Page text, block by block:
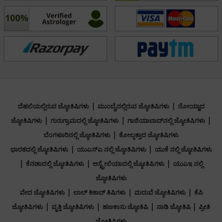
updated with the latest astrological trends and
techniques, ensuring her clients receive the most
relevant and accurate guidance. Acharyaa Priyanka is
dedicated to helping individuals align their lives with
ಶಿಕ್ಷಣ
NA
ಫೋಕಸ್ ಪ್ರದೇಶ
ದೆಹಲಿಯಲ್ಲಿರುವ ಜ್ಯೋತಿಷಿಗಳು| ಮುಂಬೈನಲ್ಲಿರುವ ಜ್ಯೋತಿಷಿಗಳು| ನೋಯ್ಡಾದ
ಜ್ಯೋತಿಷಿಗಳು| ಗುರುಗ್ರಾಮದಲ್ಲಿ ಜ್ಯೋತಿಷಿಗಳು| ಗಾಜಿಯಾಬಾದ್‌ನಲ್ಲಿ ಜ್ಯೋತಿಷಿಗಳು|
ಬೆಂಗಳೂರಿನಲ್ಲಿ ಜ್ಯೋತಿಷಿಗಳು| ಕೋಲ್ಕತ್ತಾದ ಜ್ಯೋತಿಷಿಗಳು
ಭಾರತದಲ್ಲಿ ಜ್ಯೋತಿಷಿಗಳು| ಯುಎಸ್ಎ ನಲ್ಲಿ ಜ್ಯೋತಿಷಿಗಳು| ಯುಕೆ ನಲ್ಲಿ ಜ್ಯೋತಿಷಿಗಳು
| ಕೆನಡಾದಲ್ಲಿ ಜ್ಯೋತಿಷಿಗಳು| ಆಸ್ಟ್ರೇಲಿಯಾದಲ್ಲಿ ಜ್ಯೋತಿಷಿಗಳು| ಯುಎಇ ನಲ್ಲಿ
ಜ್ಯೋತಿಷಿಗಳು
ವೇದ ಜ್ಯೋತಿಷಿಗಳು| ಲಾಲ್ ಕಿತಾಬ್ ತಿಷಿಗಳು| ಮದುವೆ ಜ್ಯೋತಿಷಿಗಳು| ಕೆಪಿ
ಜ್ಯೋತಿಷಿಗಳು | ವೃತ್ತಿ ಜ್ಯೋತಿಷಿಗಳು | ಹಣಕಾಸು ಜ್ಯೋತಿಷಿ | ನಾಡಿ ಜ್ಯೋತಿಷಿ | ಪ್ರೀತಿ